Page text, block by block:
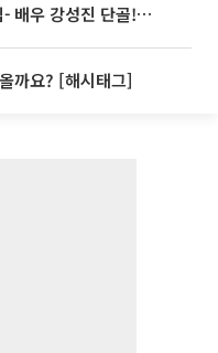
'2TV 생생정보' 오늘방송맛집- 배우 강성진 단골! 쌀국수ㆍ푸팟퐁 커리 맛집 '블○○○'
까요? [해시태그]